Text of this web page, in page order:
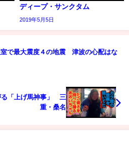
ディープ・サンクタム
2019年5月5日
で最大震度４の地震 津波の心配はな
る「上げ馬神事」 三
重・桑名